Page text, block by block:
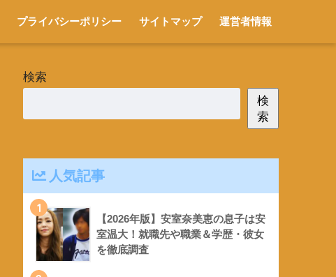
プライバシーポリシー サイトマップ 運営者情報
検索
検
索
人気記事
1
【2026年版】安室奈美恵の息子は安
室温大！就職先や職業＆学歴・彼女
を徹底調査